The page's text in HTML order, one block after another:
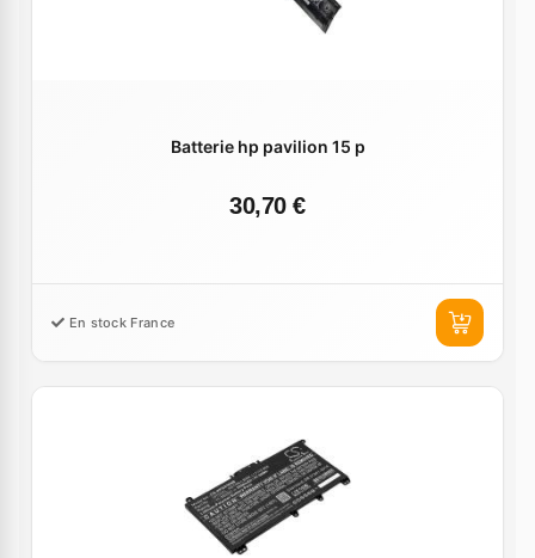
Batterie hp pavilion 15 p
30,70 €
En stock France